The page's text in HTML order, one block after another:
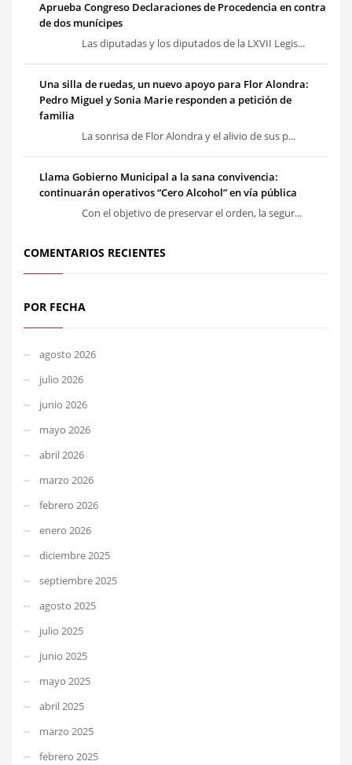
Aprueba Congreso Declaraciones de Procedencia en contra
de dos munícipes
Las diputadas y los diputados de la LXVII Legis...
Una silla de ruedas, un nuevo apoyo para Flor Alondra:
Pedro Miguel y Sonia Marie responden a petición de
familia
La sonrisa de Flor Alondra y el alivio de sus p...
Llama Gobierno Municipal a la sana convivencia:
continuarán operativos “Cero Alcohol” en vía pública
Con el objetivo de preservar el orden, la segur...
COMENTARIOS RECIENTES
POR FECHA
agosto 2026
julio 2026
junio 2026
mayo 2026
abril 2026
marzo 2026
febrero 2026
enero 2026
diciembre 2025
septiembre 2025
agosto 2025
julio 2025
junio 2025
mayo 2025
abril 2025
marzo 2025
febrero 2025